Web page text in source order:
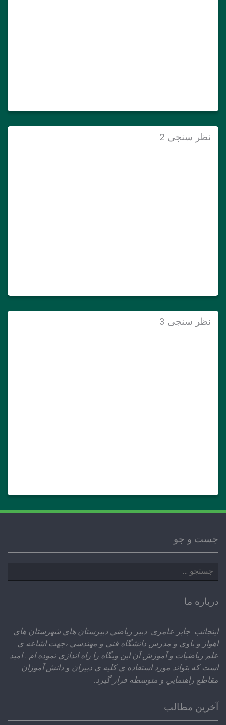
نظر سنجی 2
نظر سنجی 3
جست و جو
جستجو
برای:
درباره ما
اينجانب جابر عامری دبير رياضي دبيرستان هاي شهرستان هاي
اهواز و باوي و مدرس دانشگاه فني و مهندسي ،‌جهت اشاعه ي
علم رياضيات و آموزش آن اين وبگاه را راه اندازي نموده ام . اميد
است كه بتواند مورد استفاده ي كليه ي دبيران و دانش آموزان
مقاطع راهنمايي و متوسطه قرار گيرد.
آخرین مطالب